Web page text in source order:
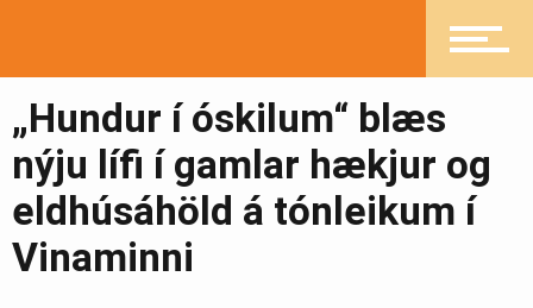
Pistlar
„Hundur í óskilum“ blæs
nýju lífi í gamlar hækjur og
eldhúsáhöld á tónleikum í
Vinaminni